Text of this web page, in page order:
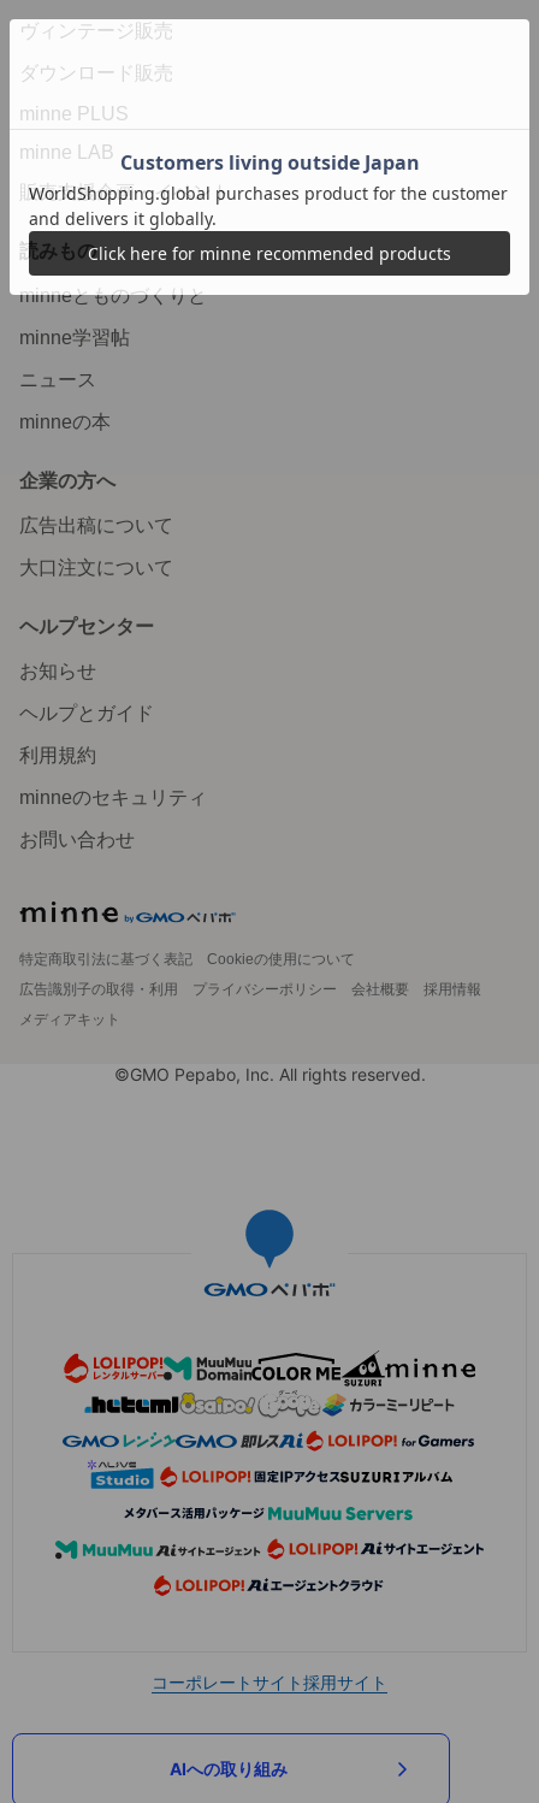
ヴィンテージ販売
ダウンロード販売
minne PLUS
minne LAB
販売支援企画・イベント
読みもの
minneとものづくりと
minne学習帖
ニュース
minneの本
企業の方へ
広告出稿について
大口注文について
ヘルプセンター
お知らせ
ヘルプとガイド
利用規約
minneのセキュリティ
お問い合わせ
特定商取引法に基づく表記
Cookieの使用について
広告識別子の取得・利用
プライバシーポリシー 会社概要
採用情報
メディアキット
©GMO Pepabo, Inc. All rights reserved.
コーポレートサイト採用サイト
AIへの取り組み